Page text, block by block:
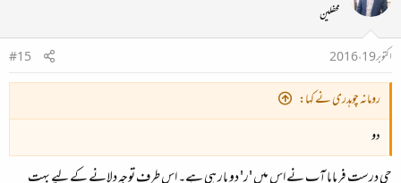
محفلین
اکتوبر 19، 2016
#15
رومانہ چوہدری نے کہا:
دو